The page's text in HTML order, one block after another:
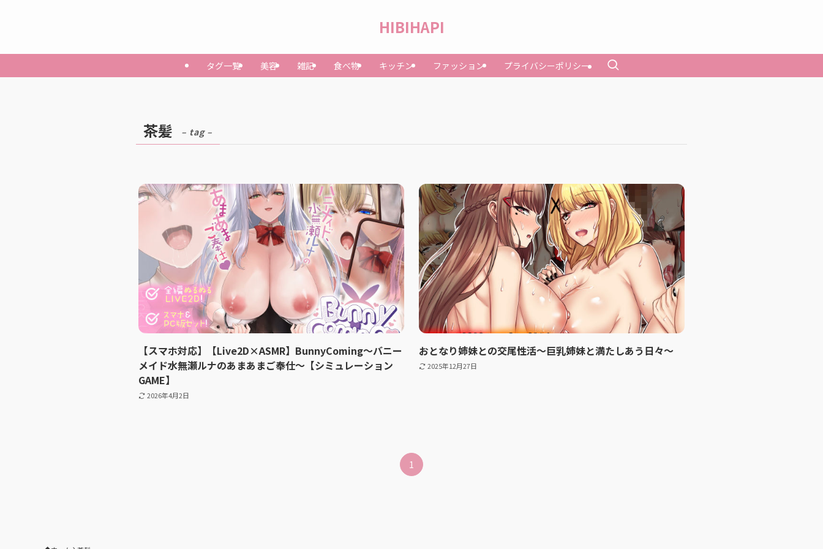
HIBIHAPI
タグ一覧 美容 雑記 食べ物 キッチン ファッション プライバシーポリシー
茶髪 – tag –
【スマホ対応】【Live2D×ASMR】BunnyComing〜バニー
メイド水無瀬ルナのあまあまご奉仕〜【シミュレーション
GAME】
2026年4月2日
おとなり姉妹との交尾性活〜巨乳姉妹と満たしあう日々〜
2025年12月27日
1